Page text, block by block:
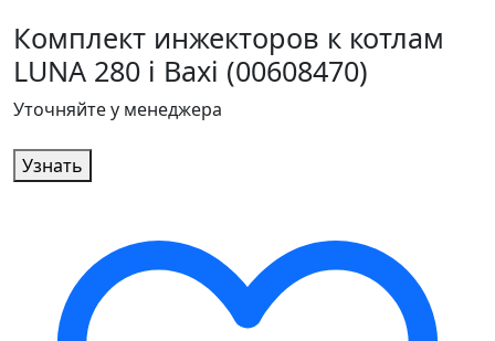
Комплект инжекторов к котлам
LUNA 280 i Baxi (00608470)
Уточняйте у менеджера
Узнать